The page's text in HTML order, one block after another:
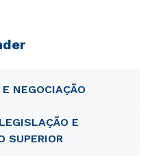
NEGOCIAÇÃO
E
SUPERIOR